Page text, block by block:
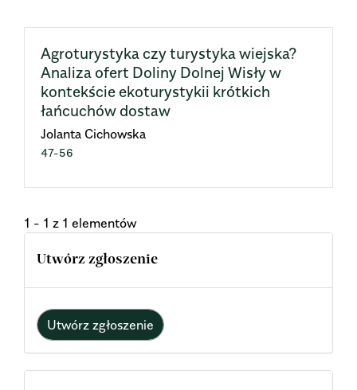
Agroturystyka czy turystyka wiejska?
Analiza ofert Doliny Dolnej Wisły w
kontekście ekoturystykii krótkich
łańcuchów dostaw
Jolanta Cichowska
47-56
1 - 1 z 1 elementów
Utwórz zgłoszenie
Utwórz zgłoszenie